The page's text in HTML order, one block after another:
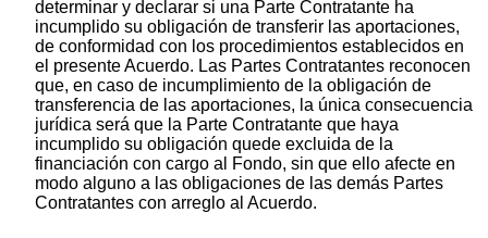
determinar y declarar si una Parte Contratante ha
incumplido su obligación de transferir las aportaciones,
de conformidad con los procedimientos establecidos en
el presente Acuerdo. Las Partes Contratantes reconocen
que, en caso de incumplimiento de la obligación de
transferencia de las aportaciones, la única consecuencia
jurídica será que la Parte Contratante que haya
incumplido su obligación quede excluida de la
financiación con cargo al Fondo, sin que ello afecte en
modo alguno a las obligaciones de las demás Partes
Contratantes con arreglo al Acuerdo.